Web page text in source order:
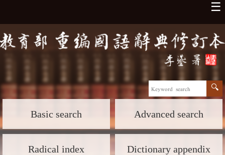
☰
Basic search Advanced search
Radical index Dictionary appendix